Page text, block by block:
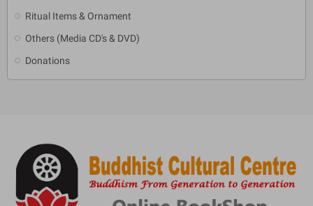
Ritual Items & Ornament
Others (Media CD's & DVD)
Donations